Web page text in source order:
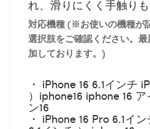
れ、滑りにくく手触り
対応機種 (※お使いの機種が
選択肢をご確認ください。
加しております。)
・ iPhone 16 6.1インチ
）iphone16 iphone 16
ン16
・ iPhone 16 Pro 6.1イ